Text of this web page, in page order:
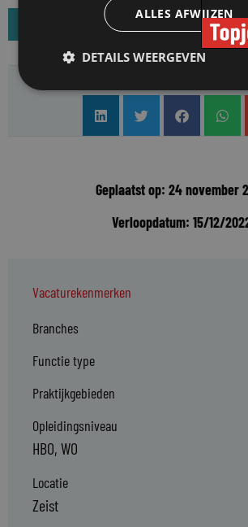
Reageer op deze vacature
Geplaatst op: 24 november
Verloopdatum: 15/12/
Vacaturekenmerken
Branches
Functie type
Praktijkgebieden
Opleidingsniveau
HBO, WO
Locatie
Zeist
ALLES AFWIJZEN
DETAILS WEERGEVEN